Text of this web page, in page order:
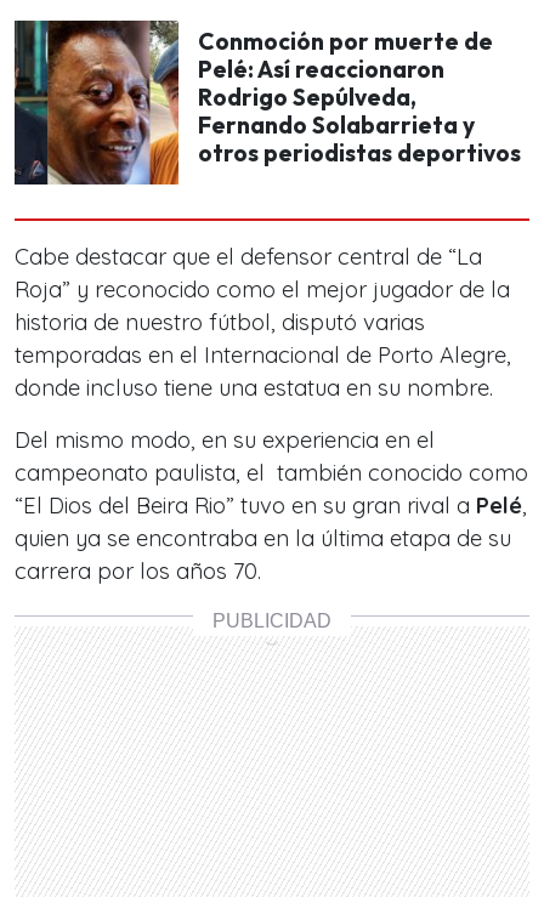
Conmoción por muerte de
Pelé: Así reaccionaron
Rodrigo Sepúlveda,
Fernando Solabarrieta y
otros periodistas deportivos
Cabe destacar que el defensor central de “La
Roja” y reconocido como el mejor jugador de la
historia de nuestro fútbol, disputó varias
temporadas en el Internacional de Porto Alegre,
donde incluso tiene una estatua en su nombre.
Del mismo modo, en su experiencia en el
campeonato paulista, el también conocido como
“El Dios del Beira Rio” tuvo en su gran rival a Pelé,
quien ya se encontraba en la última etapa de su
carrera por los años 70.